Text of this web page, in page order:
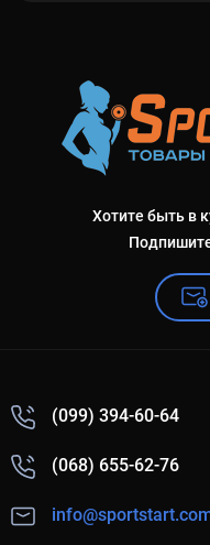
Хотите быть в
(099) 394-60-64
(068) 655-62-76